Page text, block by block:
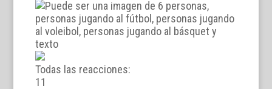
Todas las reacciones:
11